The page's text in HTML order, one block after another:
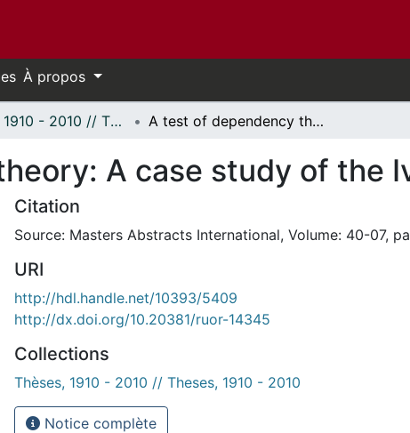
À propos
Thèses, 1910 - 2010 // Theses, 1910 - 2010 A test of dependency theory: A case study of the Ivory Coast.
A case study of the
Citation
Source: Masters Abstracts International, Volume: 40-07,
URI
http://hdl.handle.net/10393/5409
http://dx.doi.org/10.20381/ruor-14345
Collections
Thèses, 1910 - 2010 // Theses, 1910 - 2010
Notice complète